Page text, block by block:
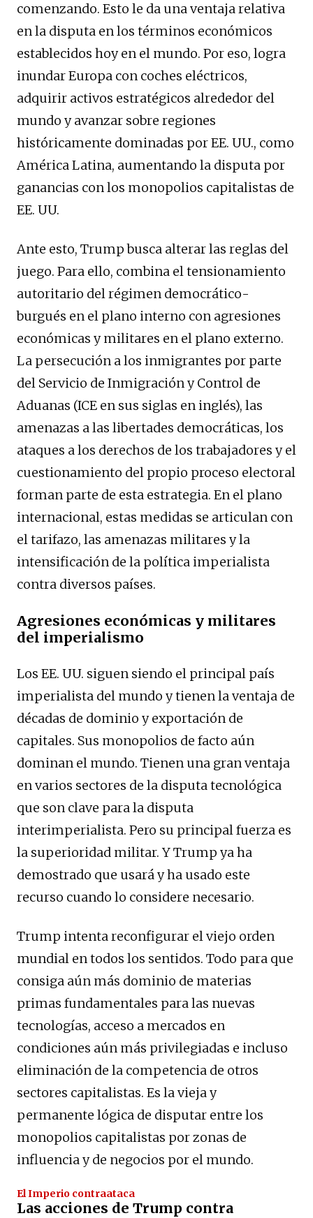
comenzando. Esto le da una ventaja relativa
en la disputa en los términos económicos
establecidos hoy en el mundo. Por eso, logra
inundar Europa con coches eléctricos,
adquirir activos estratégicos alrededor del
mundo y avanzar sobre regiones
históricamente dominadas por EE. UU., como
América Latina, aumentando la disputa por
ganancias con los monopolios capitalistas de
EE. UU.
Ante esto, Trump busca alterar las reglas del
juego. Para ello, combina el tensionamiento
autoritario del régimen democrático-
burgués en el plano interno con agresiones
económicas y militares en el plano externo.
La persecución a los inmigrantes por parte
del Servicio de Inmigración y Control de
Aduanas (ICE en sus siglas en inglés), las
amenazas a las libertades democráticas, los
ataques a los derechos de los trabajadores y el
cuestionamiento del propio proceso electoral
forman parte de esta estrategia. En el plano
internacional, estas medidas se articulan con
el tarifazo, las amenazas militares y la
intensificación de la política imperialista
contra diversos países.
Agresiones económicas y militares
del imperialismo
Los EE. UU. siguen siendo el principal país
imperialista del mundo y tienen la ventaja de
décadas de dominio y exportación de
capitales. Sus monopolios de facto aún
dominan el mundo. Tienen una gran ventaja
en varios sectores de la disputa tecnológica
que son clave para la disputa
interimperialista. Pero su principal fuerza es
la superioridad militar. Y Trump ya ha
demostrado que usará y ha usado este
recurso cuando lo considere necesario.
Trump intenta reconfigurar el viejo orden
mundial en todos los sentidos. Todo para que
consiga aún más dominio de materias
primas fundamentales para las nuevas
tecnologías, acceso a mercados en
condiciones aún más privilegiadas e incluso
eliminación de la competencia de otros
sectores capitalistas. Es la vieja y
permanente lógica de disputar entre los
monopolios capitalistas por zonas de
influencia y de negocios por el mundo.
El Imperio contraataca
Las acciones de Trump contra